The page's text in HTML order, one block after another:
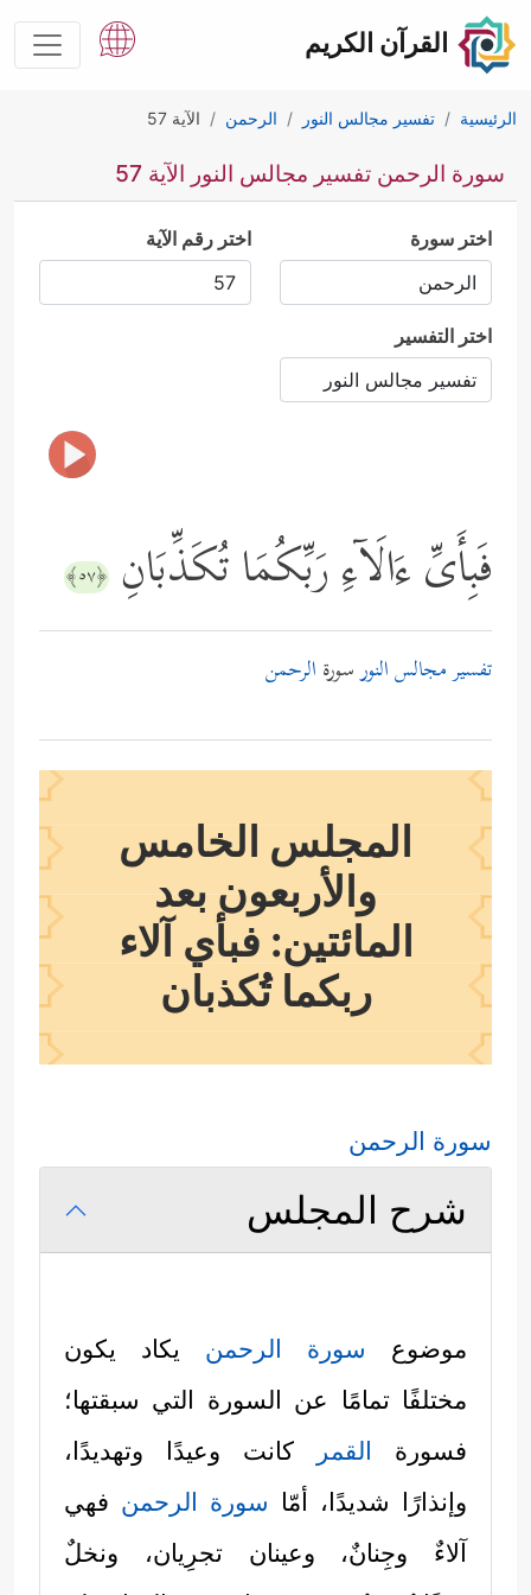
القرآن الكريم
الرئيسية تفسير مجالس النور الرحمن الآية 57
سورة الرحمن تفسير مجالس النور الآية 57
اختر سورة اختر رقم الآية
اختر التفسير
فَبِأَیِّ ءَالَاۤءِ رَبِّكُمَا تُكَذِّبَانِ ﴿٥٧﴾
تفسير مجالس النورسورة الرحمن
المجلس الخامس
والأربعون بعد
المائتين: فبأي آلاء
ربكما تُكذبان
سورة الرحمن
شرح المجلس
موضوع سورة الرحمن يكاد يكون
مختلفًا تمامًا عن السورة التي سبقتها؛
فسورة القمر
كانت وعيدًا وتهديدًا،
وإنذارًا شديدًا، أمّا سورة الرحمن فهي
آلاءٌ وجِنانٌ، وعينان تجرِيان، ونخلٌ